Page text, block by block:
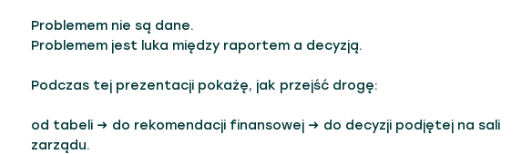
Problemem nie są dane.
Problemem jest luka między raportem a decyzją.
Podczas tej prezentacji pokażę, jak przejść drogę:
od tabeli → do rekomendacji finansowej → do decyzji podjętej na sali
zarządu.